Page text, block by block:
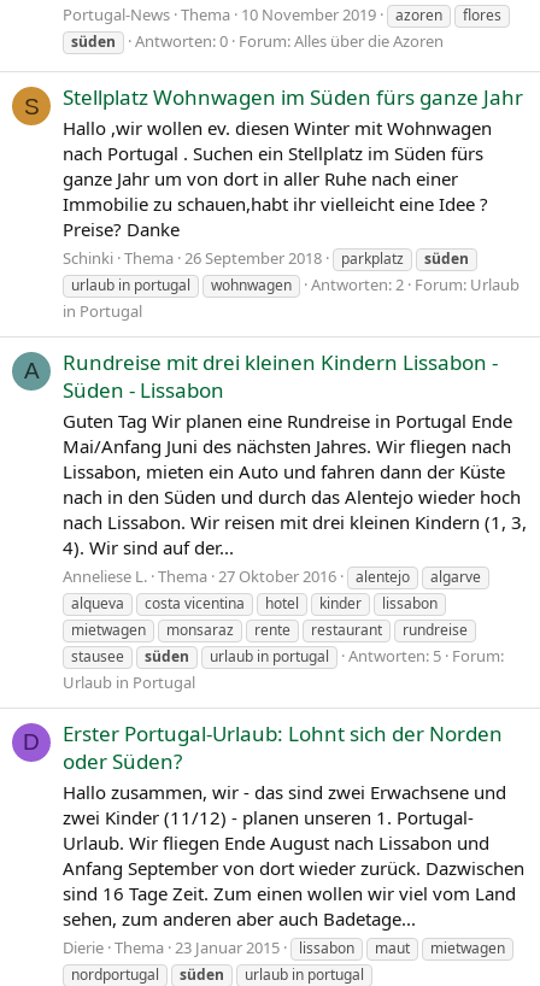
Portugal-News Thema 10 November 2019 azoren
flores
süden
Antworten: 0 Forum:Alles über die Azoren
S Stellplatz Wohnwagen im Süden fürs ganze Jahr
Hallo ,wir wollen ev. diesen Winter mit Wohnwagen
nach Portugal . Suchen ein Stellplatz im Süden fürs
ganze Jahr um von dort in aller Ruhe nach einer
Immobilie zu schauen,habt ihr vielleicht eine Idee ?
Preise? Danke
Schinki Thema 26 September 2018 parkplatz
süden
urlaub in portugal
wohnwagen Antworten: 2 Forum: Urlaub
in Portugal
A
Rundreise mit drei kleinen Kindern Lissabon -
Süden - Lissabon
Guten Tag Wir planen eine Rundreise in Portugal Ende
Mai/Anfang Juni des nächsten Jahres. Wir fliegen nach
Lissabon, mieten ein Auto und fahren dann der Küste
nach in den Süden und durch das Alentejo wieder hoch
nach Lissabon. Wir reisen mit drei kleinen Kindern (1, 3,
4). Wir sind auf der...
Anneliese L. Thema 27 Oktober 2016 alentejo
algarve
alqueva
costa vicentina hotel kinder
lissabon
mietwagen
monsaraz rente restaurant
rundreise
stausee
süden urlaub in portugal Antworten: 5 Forum:
Urlaub in Portugal
D
Erster Portugal-Urlaub: Lohnt sich der Norden
oder Süden?
Hallo zusammen, wir - das sind zwei Erwachsene und
zwei Kinder (11/12) - planen unseren 1. Portugal-
Urlaub. Wir fliegen Ende August nach Lissabon und
Anfang September von dort wieder zurück. Dazwischen
sind 16 Tage Zeit. Zum einen wollen wir viel vom Land
sehen, zum anderen aber auch Badetage...
Dierie Thema 23 Januar 2015 lissabon maut
mietwagen
nordportugal
süden
urlaub in portugal